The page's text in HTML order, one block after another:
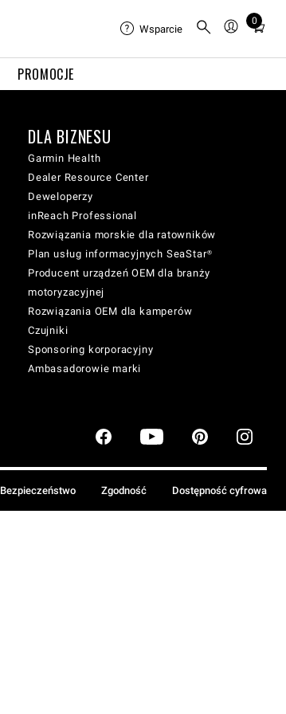
PROMOCJE
Wsparcie
0
Total
cart:
DLA BIZNESU
Garmin Health
Dealer Resource Center
Deweloperzy
inReach Professional
Rozwiązania morskie dla ratowników
Plan usług informacyjnych SeaStar®
Producent urządzeń OEM dla branży
motoryzacyjnej
Rozwiązania OEM dla kamperów
Czujniki
Sponsoring korporacyjny
Ambasadorowie marki
Bezpieczeństwo Zgodność Dostępność cyfrowa